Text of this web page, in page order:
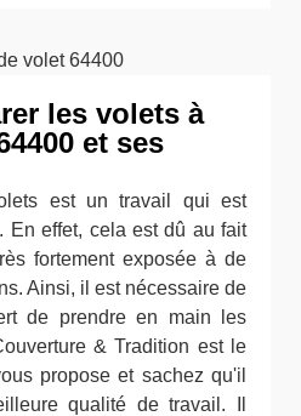
les volets à
et ses
est un travail qui est
En effet, cela est dû au fait
fortement exposée à de
Ainsi, il est nécessaire de
de prendre en main les
& Tradition est le
propose et sachez qu'il
qualité de travail. Il